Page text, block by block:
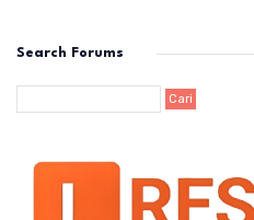
Search Forums